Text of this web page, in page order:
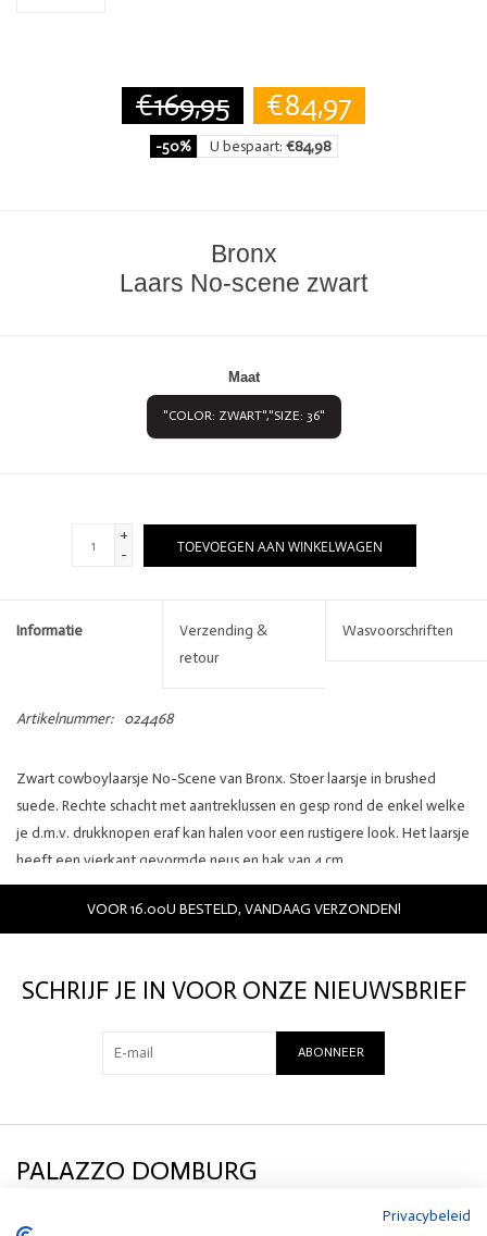
€169,95 €84,97
-50% U bespaart: €84,98
Bronx
Laars No-scene zwart
Maat
"COLOR: ZWART","SIZE: 36"
+
-
TOEVOEGEN AAN WINKELWAGEN
Informatie
Verzending &
retour
Wasvoorschriften
Artikelnummer: 024468
Zwart cowboylaarsje No-Scene van Bronx. Stoer laarsje in brushed
suede. Rechte schacht met aantreklussen en gesp rond de enkel welke
je d.m.v. drukknopen eraf kan halen voor een rustigere look. Het laarsje
heeft een vierkant gevormde neus en hak van 4 cm.
VOOR 16.00U BESTELD, VANDAAG VERZONDEN!
SCHRIJF JE IN VOOR ONZE NIEUWSBRIEF
ABONNEER
PALAZZO DOMBURG
Privacybeleid